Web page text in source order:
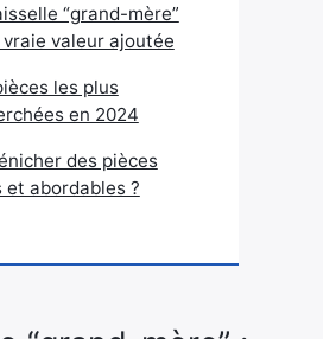
“grand-mère”
vraie valeur ajoutée
les plus
en 2024
des pièces
et abordables ?